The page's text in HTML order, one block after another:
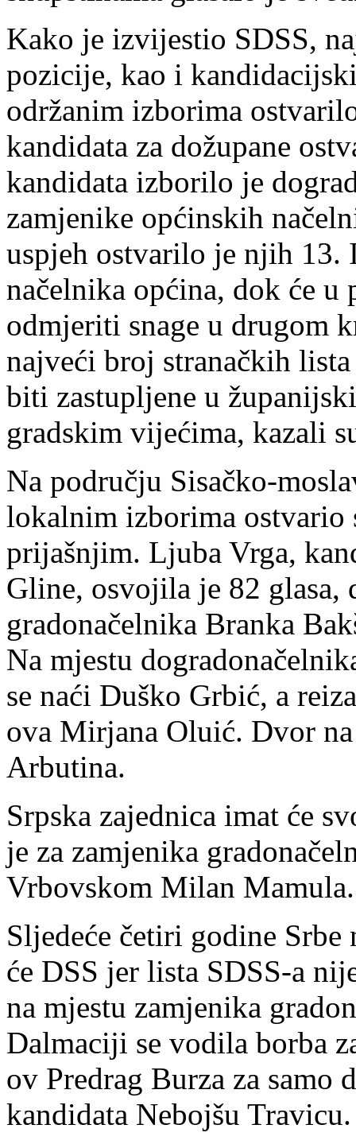
Kako je izvijestio SDSS,
pozicije, kao i
održanim izborima
kandidata za dožupane
kandidata izborilo je
zamjenike općinskih
uspjeh ostvarilo je njih 13.
načelnika općina, dok će
odmjeriti snage u drugom
najveći broj stranačkih
biti zastupljene u
gradskim vijećima, kazali
Na području Sisačko-
lokalnim izborima ostvario
prijašnjim. Ljuba Vrga,
Gline, osvojila je 82 glasa,
gradonačelnika Branka
Na mjestu
se naći Duško Grbić, a
ova Mirjana Oluić. Dvor
Arbutina.
Srpska zajednica imat će
je za zamjenika
Vrbovskom Milan Mamula.
Sljedeće četiri godine
će DSS jer lista SDSS-a
na mjestu zamjenika
Dalmaciji se vodila borba
ov Predrag Burza za samo
kandidata Nebojšu Travicu.